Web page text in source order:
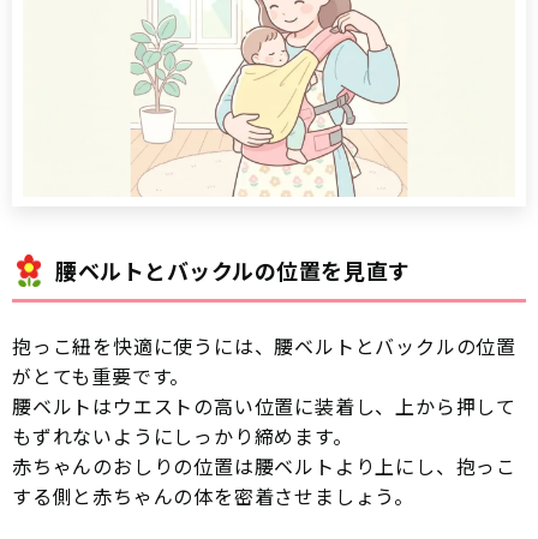
腰ベルトとバックルの位置を見直す
抱っこ紐を快適に使うには、腰ベルトとバックルの位置
がとても重要です。
腰ベルトはウエストの高い位置に装着し、上から押して
もずれないようにしっかり締めます。
赤ちゃんのおしりの位置は腰ベルトより上にし、抱っこ
する側と赤ちゃんの体を密着させましょう。